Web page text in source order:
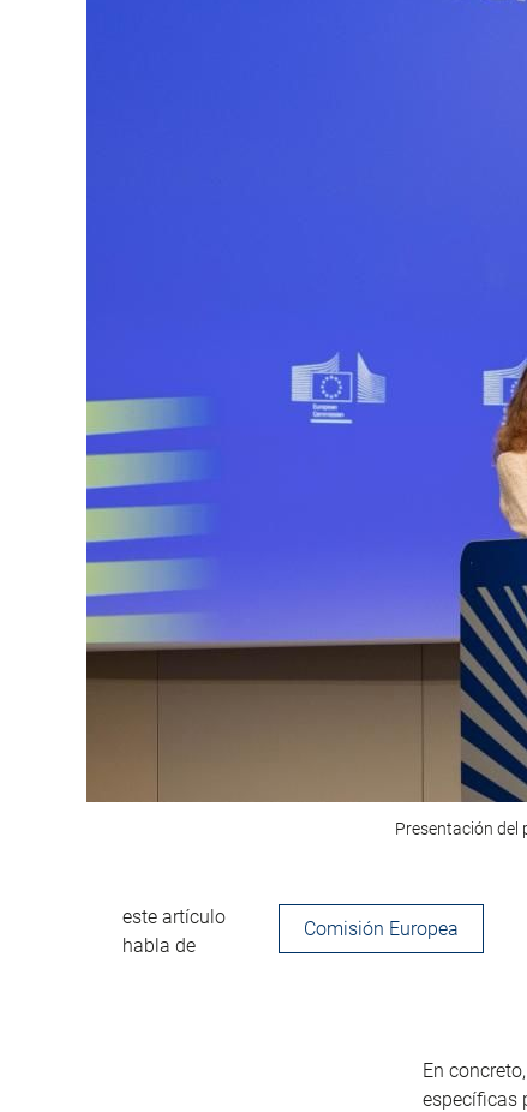
Presentación del
este artículo
habla de
Comisión Europea
En
específicas